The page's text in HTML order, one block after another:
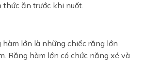
ăn trước khi nuốt.
hàm lớn là những chiếc răng lớn
Răng hàm lớn có chức năng xé và